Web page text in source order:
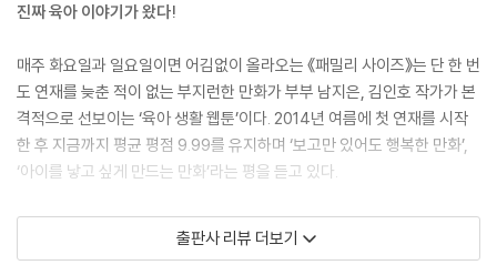
진짜 육아 이야기가 왔다!
매주 화요일과 일요일이면 어김없이 올라오는 《패밀리 사이즈》는 단 한 번
도 연재를 늦춘 적이 없는 부지런한 만화가 부부 남지은, 김인호 작가가 본
격적으로 선보이는 ‘육아 생활 웹툰’이다. 2014년 여름에 첫 연재를 시작
한 후 지금까지 평균 평점 9.99를 유지하며 ‘보고만 있어도 행복한 만화’,
‘아이를 낳고 싶게 만드는 만화’라는 평을 듣고 있다.
아이들이 성장해 감에 따라 한 권씩 함께 성장하는 『패밀리 사이즈』는 여
섯 식구의 보물로 남을 것이라고 만화가 부부는 말한다. 그들은 오늘도 ‘이
출판사 리뷰 더보기